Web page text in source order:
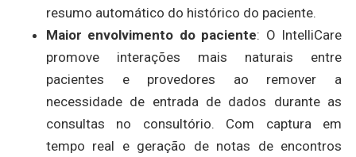
resumo automático do histórico do paciente.
Maior envolvimento do paciente: O IntelliCare
promove interações mais naturais entre
pacientes e provedores ao remover a
necessidade de entrada de dados durante as
consultas no consultório. Com captura em
tempo real e geração de notas de encontros